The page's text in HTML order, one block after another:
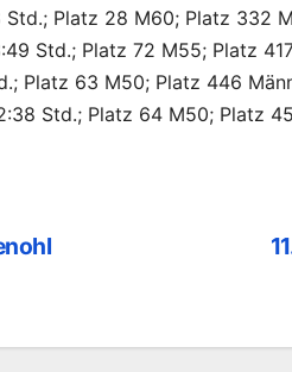
Platz 28 M60; Platz 332
Std.; Platz 72 M55; Platz
Platz 63 M50; Platz 446
Std.; Platz 64 M50; Platz